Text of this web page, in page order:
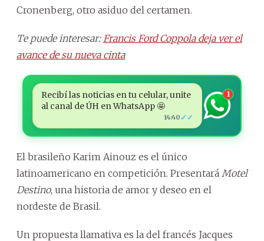
Cronenberg, otro asiduo del certamen.
Te puede interesar: Francis Ford Coppola deja ver el
avance de su nueva cinta
Recibí las noticias en tu celular, unite
al canal de ÚH en WhatsApp 🤩
14:40 ✓✓
1
El brasileño Karim Ainouz es el único
latinoamericano en competición. Presentará Motel
Destino, una historia de amor y deseo en el
nordeste de Brasil.
Un propuesta llamativa es la del francés Jacques